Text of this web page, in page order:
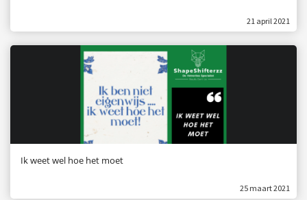
21 april 2021
Ik weet wel hoe het moet
25 maart 2021